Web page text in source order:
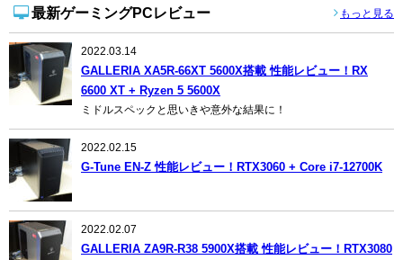
最新ゲーミングPCレビュー もっと見る
2022.03.14
GALLERIA XA5R-66XT 5600X搭載 性能レビュー！RX
6600 XT + Ryzen 5 5600X
ミドルスペックと思いきや意外な結果に！
2022.02.15
G-Tune EN-Z 性能レビュー！RTX3060 + Core i7-12700K
2022.02.07
GALLERIA ZA9R-R38 5900X搭載 性能レビュー！RTX3080